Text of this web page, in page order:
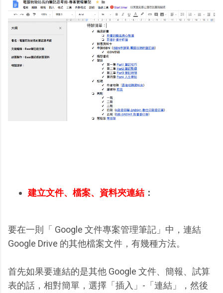
建立文件、檔案、資料夾連結 ：
要在一則「 Google 文件專案管理筆記」中，連結
Google Drive 的其他檔案文件，有幾種方法。
首先如果要連結的是其他 Google 文件、簡報、試算
表的話，相對簡單，選擇「插入」-「連結」，然後